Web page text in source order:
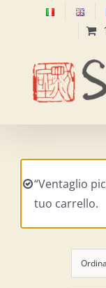
“Ventaglio
tuo carrello.